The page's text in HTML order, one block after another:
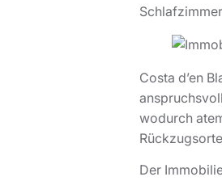
Costa d’en
wodurch
Der